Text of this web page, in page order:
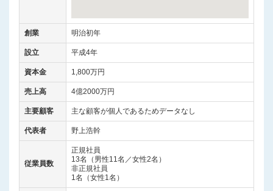
創業 明治初年
設立 平成4年
資本金 1,800万円
売上高 4億2000万円
主要顧客 主な顧客が個人であるためデータなし
代表者 野上浩幹
従業員数
正規社員
13名（男性11名／女性2名）
非正規社員
1名（女性1名）